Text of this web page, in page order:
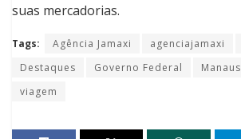
suas mercadorias.
Tags: Agência Jamaxi agenciajamaxi
Destaques
Governo Federal Manaus
viagem